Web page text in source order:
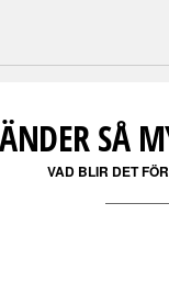
SÅ
VAD BLIR DET